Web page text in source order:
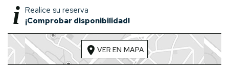
i Realice su reserva
¡Comprobar disponibilidad!
location_on VER EN MAPA